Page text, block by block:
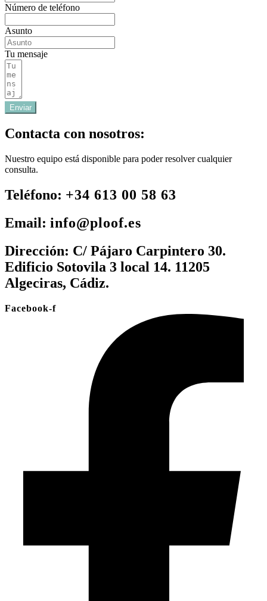
Número de teléfono
Asunto
Tu mensaje
Enviar
Contacta con nosotros:
Nuestro equipo está disponible para poder resolver cualquier
consulta.
Teléfono: +34 613 00 58 63
Email: info@ploof.es
Dirección: C/ Pájaro Carpintero 30.
Edificio Sotovila 3 local 14. 11205
Algeciras, Cádiz.
Facebook-f